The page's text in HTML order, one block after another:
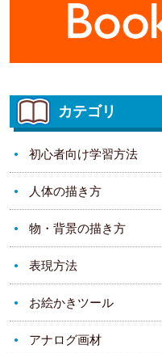
カテゴリ
初心者向け学習方法
人体の描き方
物・背景の描き方
表現方法
お絵かきツール
アナログ画材